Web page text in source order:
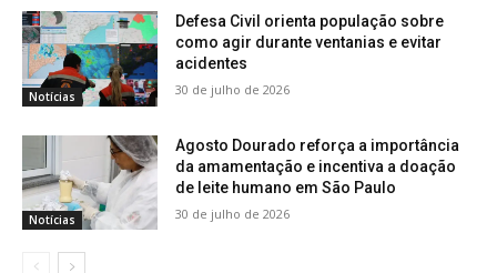
Notícias
Defesa Civil orienta população sobre
como agir durante ventanias e evitar
acidentes
30 de julho de 2026
Notícias
Agosto Dourado reforça a importância
da amamentação e incentiva a doação
de leite humano em São Paulo
30 de julho de 2026